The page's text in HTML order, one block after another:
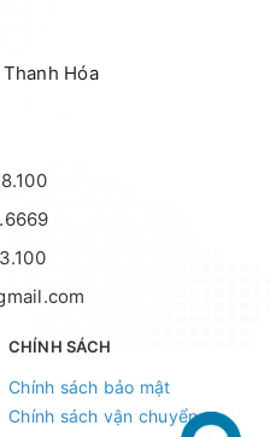
Hóa
CHÍNH SÁCH
Chính sách bảo mật
Chính sách vận chuyển